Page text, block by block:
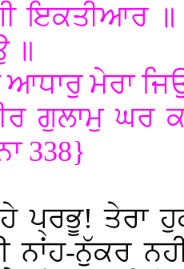
ਇਕਤੀਆਰ ॥
॥
ਆਧਾਰੁ ਮੇਰਾ
ਗੁਲਾਮੁ ਘਰ
338}
ਹੇ ਪ੍ਰਭੂ! ਤੇਰਾ
ਨਾਂਹ-ਨੁੱਕਰ